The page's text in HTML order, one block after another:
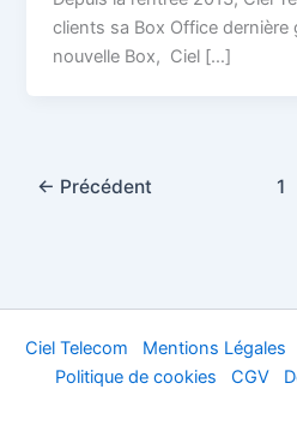
clients sa Box Office
nouvelle Box, Ciel […]
← Précédent 1
Ciel Telecom Mentions Légales
Politique de cookies
CGV